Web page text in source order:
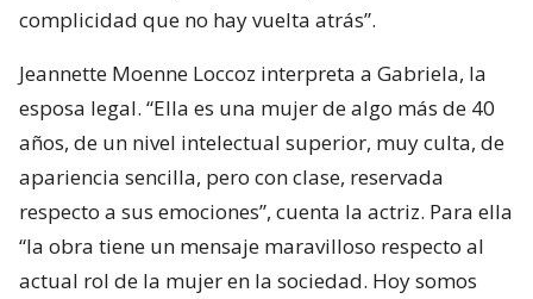
complicidad que no hay vuelta atrás”.
Jeannette Moenne Loccoz interpreta a Gabriela, la
esposa legal. “Ella es una mujer de algo más de 40
años, de un nivel intelectual superior, muy culta, de
apariencia sencilla, pero con clase, reservada
respecto a sus emociones”, cuenta la actriz. Para ella
“la obra tiene un mensaje maravilloso respecto al
actual rol de la mujer en la sociedad. Hoy somos